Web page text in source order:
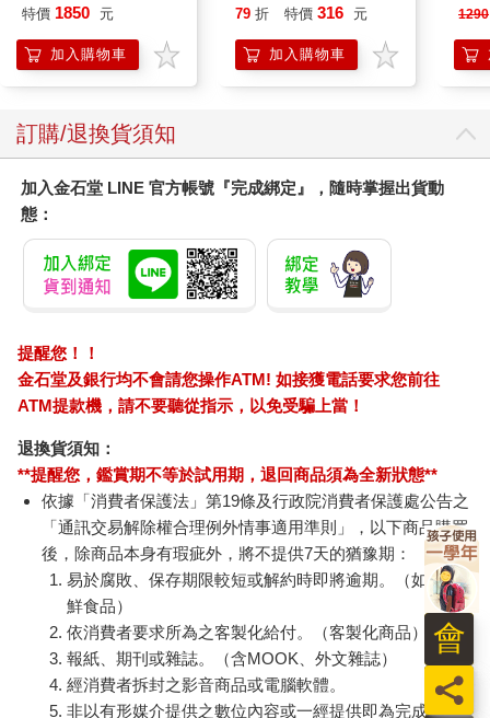
園系列（熱帶橙果／極
特價 1850 元
加入購物車
79 折 特價 316 元
加入購物車
肩/
膝
1290
訂購/退換貨須知
加入金石堂 LINE 官方帳號『完成綁定』，隨時掌握出貨動
態：
提醒您！！
金石堂及銀行均不會請您操作ATM! 如接獲電話要求您前往
ATM提款機，請不要聽從指示，以免受騙上當！
退換貨須知：
**提醒您，鑑賞期不等於試用期，退回商品須為全新狀態**
依據「消費者保護法」第19條及行政院消費者保護處公告之
「通訊交易解除權合理例外情事適用準則」，以下商品購買
後，除商品本身有瑕疵外，將不提供7天的猶豫期：
易於腐敗、保存期限較短或解約時即將逾期。（如：生
鮮食品）
依消費者要求所為之客製化給付。（客製化商品）
報紙、期刊或雜誌。（含MOOK、外文雜誌）
經消費者拆封之影音商品或電腦軟體。
非以有形媒介提供之數位內容或一經提供即為完成之線
員
會